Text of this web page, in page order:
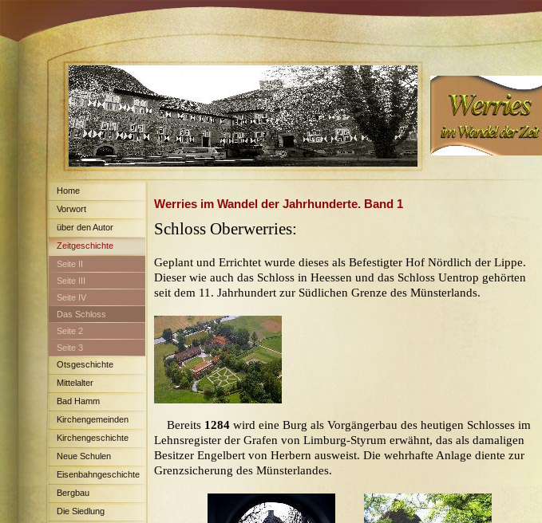
Home
Vorwort
über den Autor
Zeitgeschichte
Seite II
Seite III
Seite IV
Das Schloss
Oberwerries
Seite 2
Seite 3
Otsgeschichte
Mittelalter
Bad Hamm
Kirchengemeinden
Kirchengeschichte
Neue Schulen
Eisenbahngeschichte
Bergbau
Die Siedlung
Werries im Wandel der Jahrhunderte. Band 1
Schloss Oberwerries:
Geplant und Errichtet wurde dieses als Befestigter Hof Nördlich der Lippe.
Dieser wie auch das Schloss in Heessen und das Schloss Uentrop gehörten
seit dem 11. Jahrhundert zur Südlichen Grenze des Münsterlands.
Bereits 1284 wird eine Burg als Vorgängerbau des heutigen Schlosses im
Lehnsregister der Grafen von Limburg-Styrum erwähnt, das als damaligen
Besitzer Engelbert von Herbern ausweist. Die wehrhafte Anlage diente zur
Grenzsicherung des Münsterlandes.